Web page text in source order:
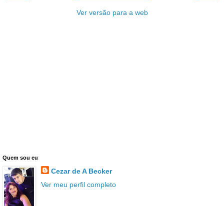
Ver versão para a web
Quem sou eu
Cezar de A Becker
Ver meu perfil completo